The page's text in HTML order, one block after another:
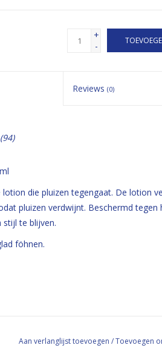
+
-
Reviews(0)
die pluizen tegengaat. De lotion
pluizen verdwijnt. Beschermd
stijl te blijven.
föhnen.
Aan verlanglijst toevoegen /Toevoegen